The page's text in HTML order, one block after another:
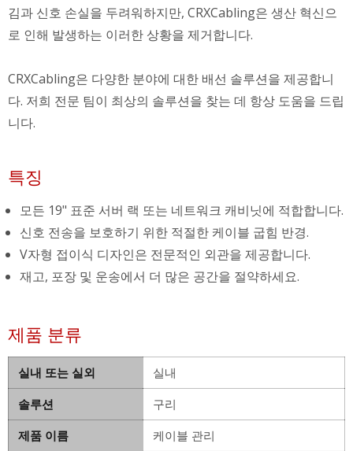
김과 신호 손실을 두려워하지만, CRXCabling은 생산 혁신으
로 인해 발생하는 이러한 상황을 제거합니다.
CRXCabling은 다양한 분야에 대한 배선 솔루션을 제공합니
다. 저희 전문 팀이 최상의 솔루션을 찾는 데 항상 도움을 드립
니다.
특징
모든 19" 표준 서버 랙 또는 네트워크 캐비닛에 적합합니다.
신호 전송을 보호하기 위한 적절한 케이블 굽힘 반경.
V자형 접이식 디자인은 전문적인 외관을 제공합니다.
재고, 포장 및 운송에서 더 많은 공간을 절약하세요.
제품 분류
실내 또는 실외
실내
솔루션
구리
제품 이름
케이블 관리